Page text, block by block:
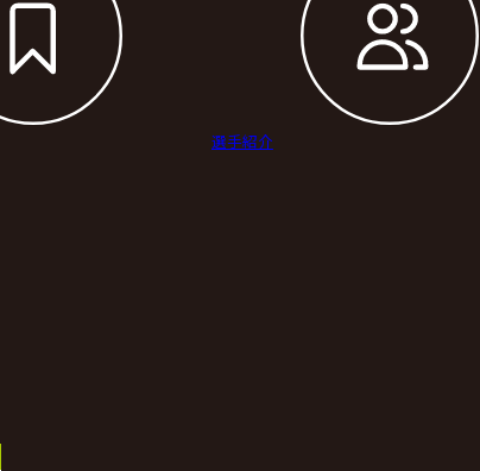
選手紹介